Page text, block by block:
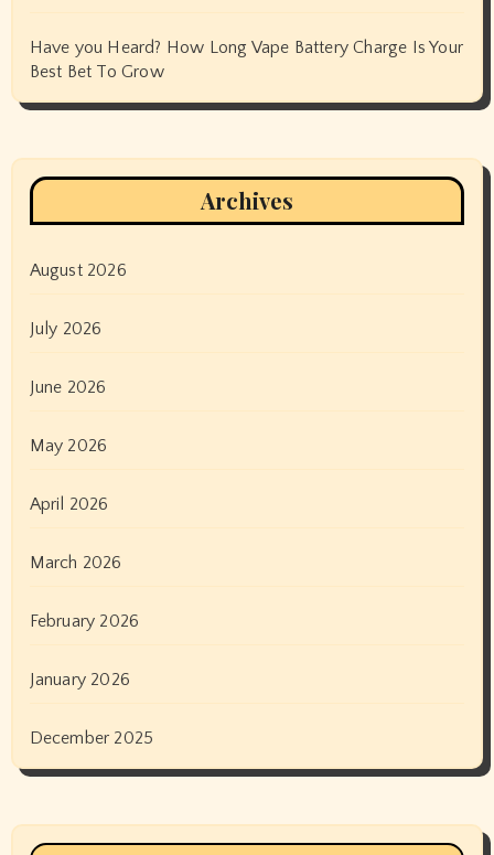
Have you Heard? How Long Vape Battery Charge Is Your
Best Bet To Grow
Archives
August 2026
July 2026
June 2026
May 2026
April 2026
March 2026
February 2026
January 2026
December 2025